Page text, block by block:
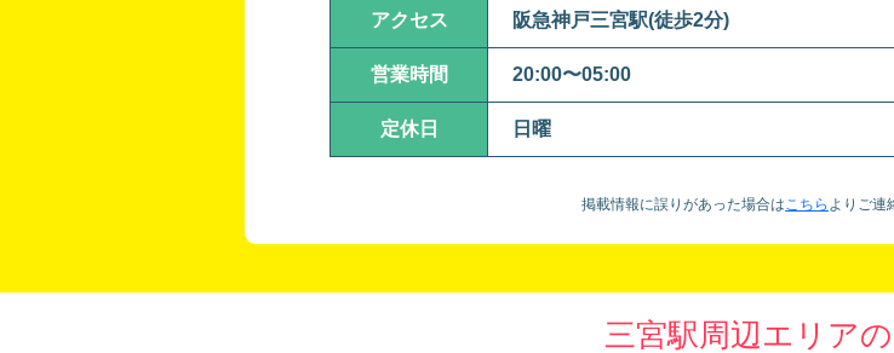
アクセス 阪急神戸三宮駅(徒歩2分)
営業時間 20:00〜05:00
定休日 日曜
掲載情報に誤りがあった場合はこちら より ご連
三宮駅周辺エリア